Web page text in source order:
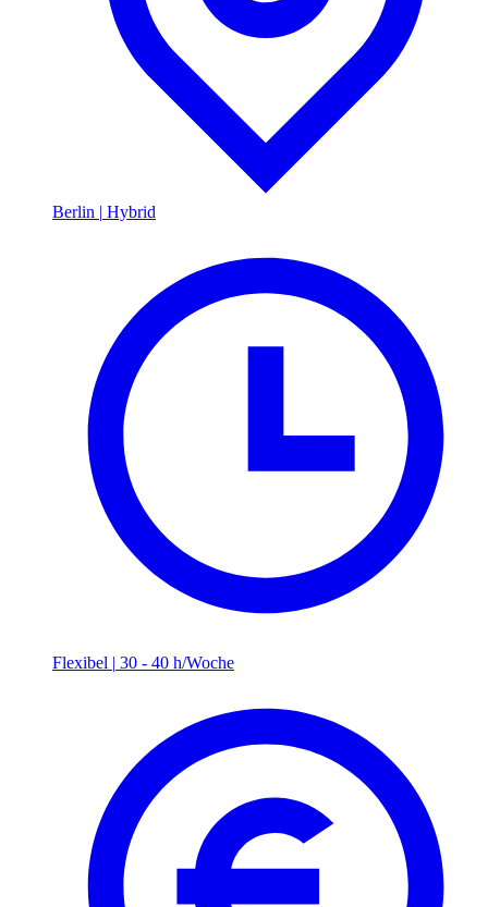
Berlin | Hybrid
Flexibel | 30 - 40 h/Woche